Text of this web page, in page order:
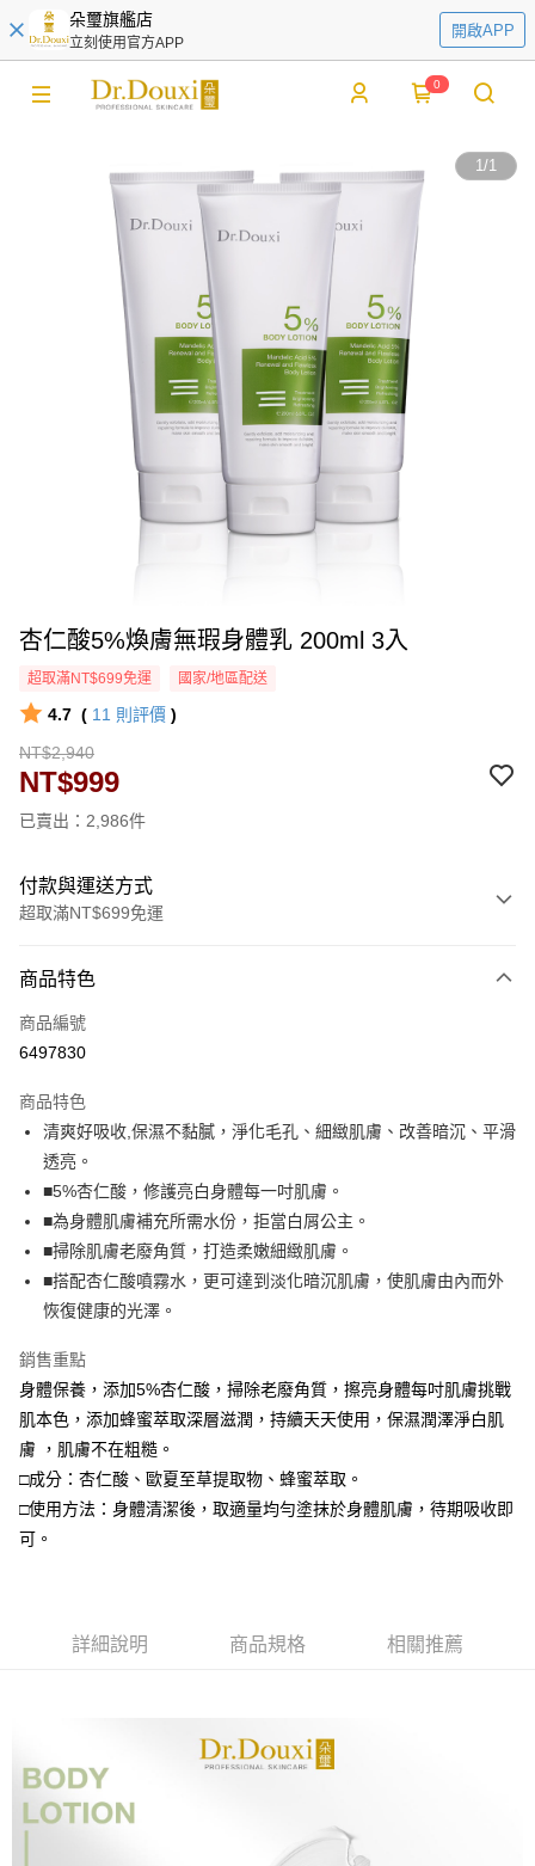
朵璽旗艦店
立刻使用官方APP
開啟APP
0
1/1
杏仁酸5%煥膚無瑕身體乳 200ml 3入
超取滿NT$699免運 國家/地區配送
4.7 ( 11 則評價 )
NT$2,940
NT$999
已賣出：2,986件
付款與運送方式
超取滿NT$699免運
信用卡一次付款
超商取貨付款
Apple Pay
街口支付
悠遊付
Google Pay
全盈+PAY
【大哥付你分期使用說明】
1.本服務由台灣大哥大提供，台灣大哥大用戶可立即使用無須另外申請。
2.付款方式選擇「大哥付你分期」，訂單成立後會自動跳轉到大哥付的交易
流程，驗證手機門號後，選擇欲分期的期數、繳款截止日，確認付款後即完
成交易。
3.實際核准額度、可分期數及費用金額請依後續交易確認頁面所載為準。
4.訂單成立30分鐘內，如未前往確認交易或遇審核未通過，訂單將自動取
醒簡訊。
1.本服務係由「台灣大哥大股份有限公司」（以下簡稱本公司）所提供，讓
用戶於交易時，得透過本服務購買商品或服務，並由商店將買賣／分期付款
買賣價金債權讓與本公司後，依約使用本公司帳單繳交帳款。
2.基於同意付款使用「大哥付你分期」之契約關係目的，商店將以您的個人
資料（包含姓名、電話或地址）提供予台灣大哥大進項蒐集、處理及利用，
由本公司與您本人進行分期帳單所需資料之確認、核對及更正。
AFTEE先享後付
相關說明
【關於「AFTEE先享後付」】
AFTEE先享後付是「在收到商品之後才付款」的支付方式。 讓您購物簡單
便利好安心！
１．簡單：不需註冊會員、不需綁卡、不需儲值。
１．於結帳方式選擇「AFTEE先享後付」後，將跳轉至「AFTEE先享後付」
ATM／網路銀行／等多元方式進行付款，方視為交易完成。
※ 請注意：結帳手續完成當下不需立刻繳費，但若您需要取消訂單，請聯絡
購買商品的店家。未經商家同意取消之訂單仍視為有效，需透過AFTEE先享
後付繳納相關費用。
※ 交易是否成功請以「AFTEE先享後付 」之結帳頁面顯示為準，若有關於
是否繳費成功／繳費後需取消欲退款等相關疑問，請聯繫「AFTEE先享後付
貨到付款
全家付款取貨
每筆NT$70，滿NT$699(含以上)免運費
萊爾富取貨付款
每筆NT$70，滿NT$1,000(含以上)免運費
商品特色
商品編號
6497830
商品特色
清爽好吸收,保濕不黏膩，淨化毛孔、細緻肌膚、改善暗沉、平滑
透亮。
■5%杏仁酸，修護亮白身體每一吋肌膚。
■為身體肌膚補充所需水份，拒當白屑公主。
■掃除肌膚老廢角質，打造柔嫩細緻肌膚。
■搭配杏仁酸噴霧水，更可達到淡化暗沉肌膚，使肌膚由內而外
恢復健康的光澤。
銷售重點
身體保養，添加5%杏仁酸，掃除老廢角質，擦亮身體每吋肌膚挑戰
肌本色，添加蜂蜜萃取深層滋潤，持續天天使用，保濕潤澤淨白肌
膚 ，肌膚不在粗糙。
□成分：杏仁酸、歐夏至草提取物、蜂蜜萃取。
□使用方法：身體清潔後，取適量均勻塗抹於身體肌膚，待期吸收即
可。
詳細說明 商品規格 相關推薦